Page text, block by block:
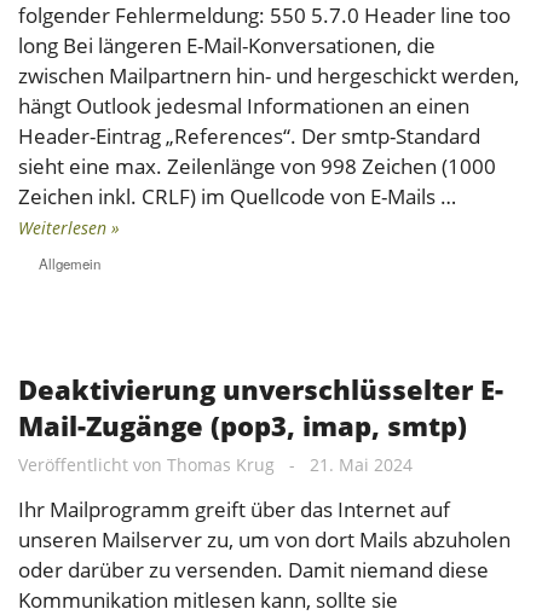
folgender Fehlermeldung: 550 5.7.0 Header line too
long Bei längeren E-Mail-Konversationen, die
zwischen Mailpartnern hin- und hergeschickt werden,
hängt Outlook jedesmal Informationen an einen
Header-Eintrag „References“. Der smtp-Standard
sieht eine max. Zeilenlänge von 998 Zeichen (1000
Zeichen inkl. CRLF) im Quellcode von E-Mails …
Weiterlesen »
Allgemein
Deaktivierung unverschlüsselter E-
Mail-Zugänge (pop3, imap, smtp)
Veröffentlicht von Thomas Krug - 21. Mai 2024
Ihr Mailprogramm greift über das Internet auf
unseren Mailserver zu, um von dort Mails abzuholen
oder darüber zu versenden. Damit niemand diese
Kommunikation mitlesen kann, sollte sie